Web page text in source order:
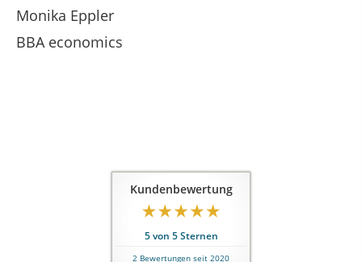
Monika Eppler
BBA economics
Kundenbewertung
5von 5Sternen
2 Bewertungen seit 2020